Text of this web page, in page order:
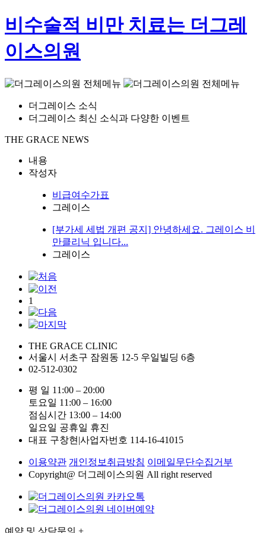
비수술적 비만 치료는 더그레
이스의원
더그레이스 소식
더그레이스 최신 소식과 다양한 이벤트
THE GRACE NEWS
내용
작성자
비급여수가표
그레이스
[부가세 세법 개편 공지] 안녕하세요. 그레이스 비
만클리닉 입니다...
그레이스
1
THE GRACE CLINIC
서울시 서초구 잠원동 12-5 우일빌딩 6층
02-512-0302
평 일 11:00 – 20:00
토요일 11:00 – 16:00
점심시간 13:00 – 14:00
일요일 공휴일 휴진
대표 구창현 |사업자번호 114-16-41015
이용약관 개인정보취급방침 이메일무단수집거부
Copyright@ 더그레이스의원 All right reserved
예약 및 상담문의 +